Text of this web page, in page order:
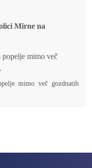
Mirne na
mimo več gozdnatih